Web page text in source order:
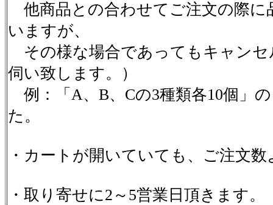
他商品との合わせてご注文の際に
いますが、
その様な場合であってもキャンセ
伺い致します。）
例：「A、B、Cの3種類各10個」
た。
・カートが開いていても、ご注文
・取り寄せに2～5営業日頂きます。